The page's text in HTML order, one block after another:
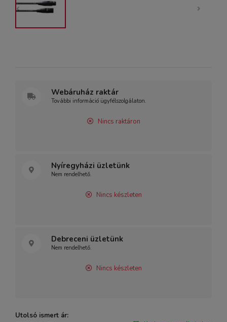
Webáruház raktár
További információ ügyfélszolgálaton.
Nincs raktáron
Nyíregyházi üzletünk
Nem rendelhető.
Nincs készleten
Debreceni üzletünk
Nem rendelhető.
Nincs készleten
Utolsó ismert ár: